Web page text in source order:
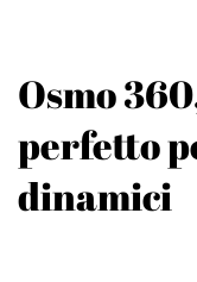
Osmo
perfetto
dinamici